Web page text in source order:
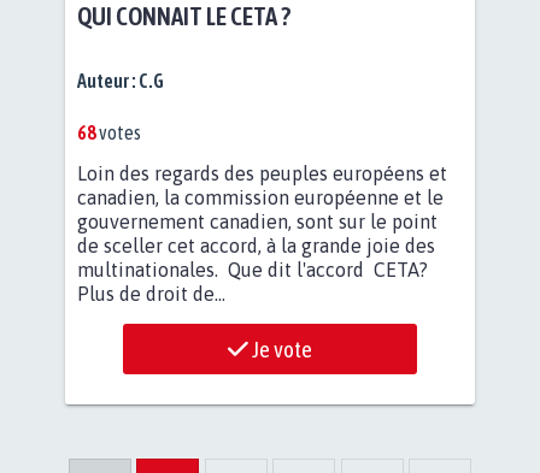
QUI CONNAIT LE CETA ?
Auteur : C.G
68votes
Loin des regards des peuples européens et
canadien, la commission européenne et le
gouvernement canadien, sont sur le point
de sceller cet accord, à la grande joie des
multinationales. Que dit l'accord CETA?
Plus de droit de...
Je vote